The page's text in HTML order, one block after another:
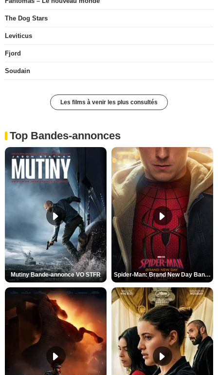
The Dog Stars
Leviticus
Fjord
Soudain
Les films à venir les plus consultés
Top Bandes-annonces
Mutiny Bande-annonce VO STFR Spider-Man: Brand New Day Bande-annonce VO STFR